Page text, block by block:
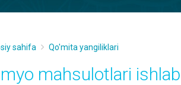
sahifa Qo'mita yangiliklari
mahsulotlari